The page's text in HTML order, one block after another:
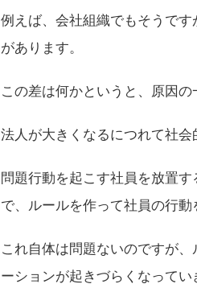
例えば、会社組織でもそうで
があります。
この差は何かというと、原因の
法人が大きくなるにつれて社会
問題行動を起こす社員を放置
で、ルールを作って社員の行動
これ自体は問題ないのですが
ーションが起きづらくなってい